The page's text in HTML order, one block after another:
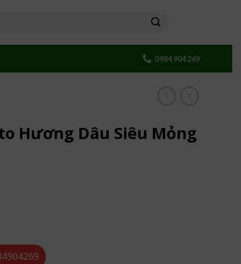
0984 904 269
Hương Dâu Siêu Mỏng
Mỏng Hộp 10 Cái số lượng